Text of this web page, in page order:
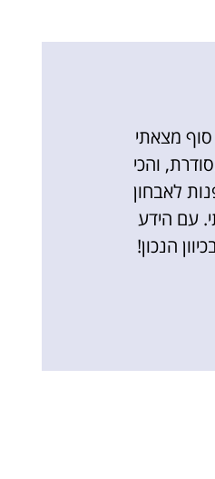
סוף מצאתי
והכי
לאבחון
עם הידע
הנכון!